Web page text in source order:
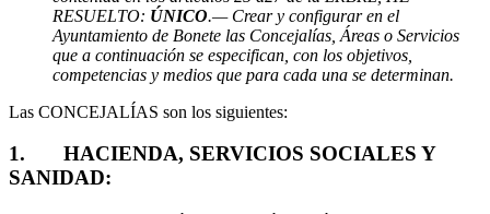
RESUELTO: ÚNICO.— Crear y configurar en el
Ayuntamiento de Bonete las Concejalías, Áreas o Servicios
que a continuación se especifican, con los objetivos,
competencias y medios que para cada una se determinan.
Las CONCEJALÍAS son los siguientes:
1. HACIENDA, SERVICIOS SOCIALES Y
SANIDAD: